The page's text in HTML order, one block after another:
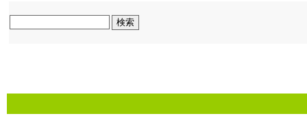
索: